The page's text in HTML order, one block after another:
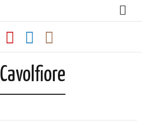
Cavolfiore